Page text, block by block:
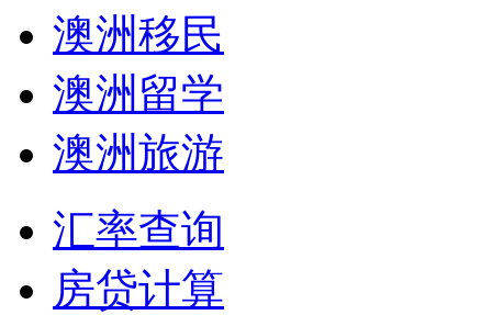
澳洲移民
澳洲留学
澳洲旅游
汇率查询
房贷计算